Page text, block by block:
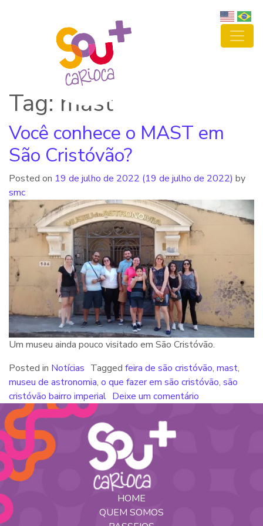
Tag: mast
Você conhece o MAST em
São Cristóvão?
Posted on 19 de julho de 2022 (19 de julho de 2022) by
smc
Um museu ainda pouco visitado em São Cristóvão.
Posted in Notícias Tagged feira de são cristóvão, mast,
museu de astronomia, o que fazer em são cristóvão, são
cristóvão bairro imperial Deixe um comentário
HOME
QUEM SOMOS